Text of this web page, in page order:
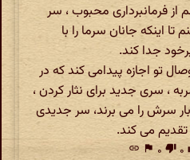
قلم از فرمانبرداری محبوب ، سر
اینکه جانان سرما را با
جدا کند.
به وصال تو اجازه پیدامی کند که در
، سری جدید برای نثار کردن ،
سرش را می برند، سر جدیدی
تقدیم می کند.
۰ thumb_down ۰ flag
link